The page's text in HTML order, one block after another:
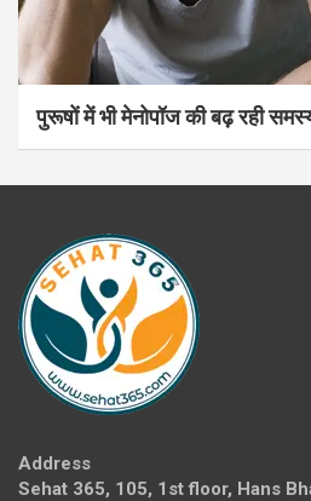
पुरूषों में भी मेनोपॉज की बढ़ रही
Address
Sehat 365, 105, 1st floor, Hans